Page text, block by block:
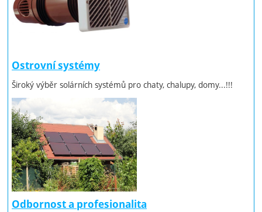
Ostrovní systémy
Široký výběr solárních systémů pro chaty, chalupy, domy...!!!
Odbornost a profesionalita